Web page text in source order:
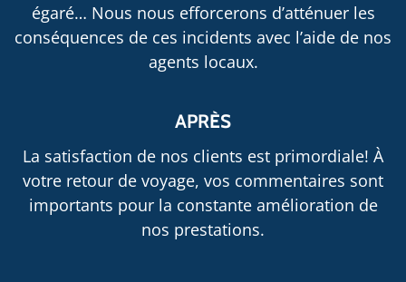
égaré… Nous nous efforcerons d’atténuer les
conséquences de ces incidents avec l’aide de nos
agents locaux.
APRÈS
La satisfaction de nos clients est primordiale! À
votre retour de voyage, vos commentaires sont
importants pour la constante amélioration de
nos prestations.